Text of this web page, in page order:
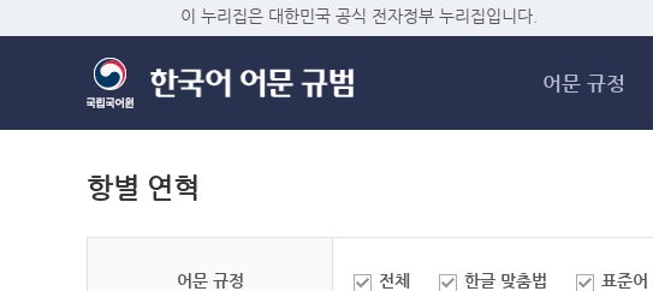
이 누리집은 대한민국 공식 전자정부 누리집입니다.
어문 규정
항별 연혁
어문 규정 전체 한글 맞춤법 표준어